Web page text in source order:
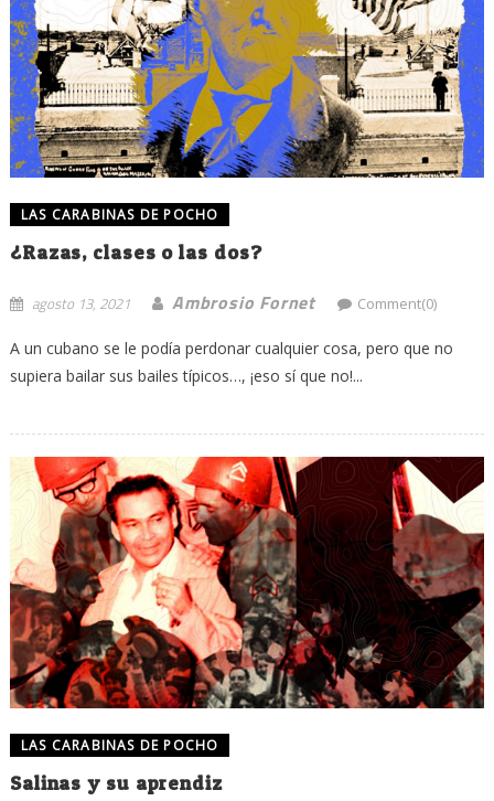
LAS CARABINAS DE POCHO
¿Razas, clases o las dos?
agosto 13, 2021 Ambrosio Fornet Comment(0)
A un cubano se le podía perdonar cualquier cosa, pero que no
supiera bailar sus bailes típicos…, ¡eso sí que no!...
LAS CARABINAS DE POCHO
Salinas y su aprendiz